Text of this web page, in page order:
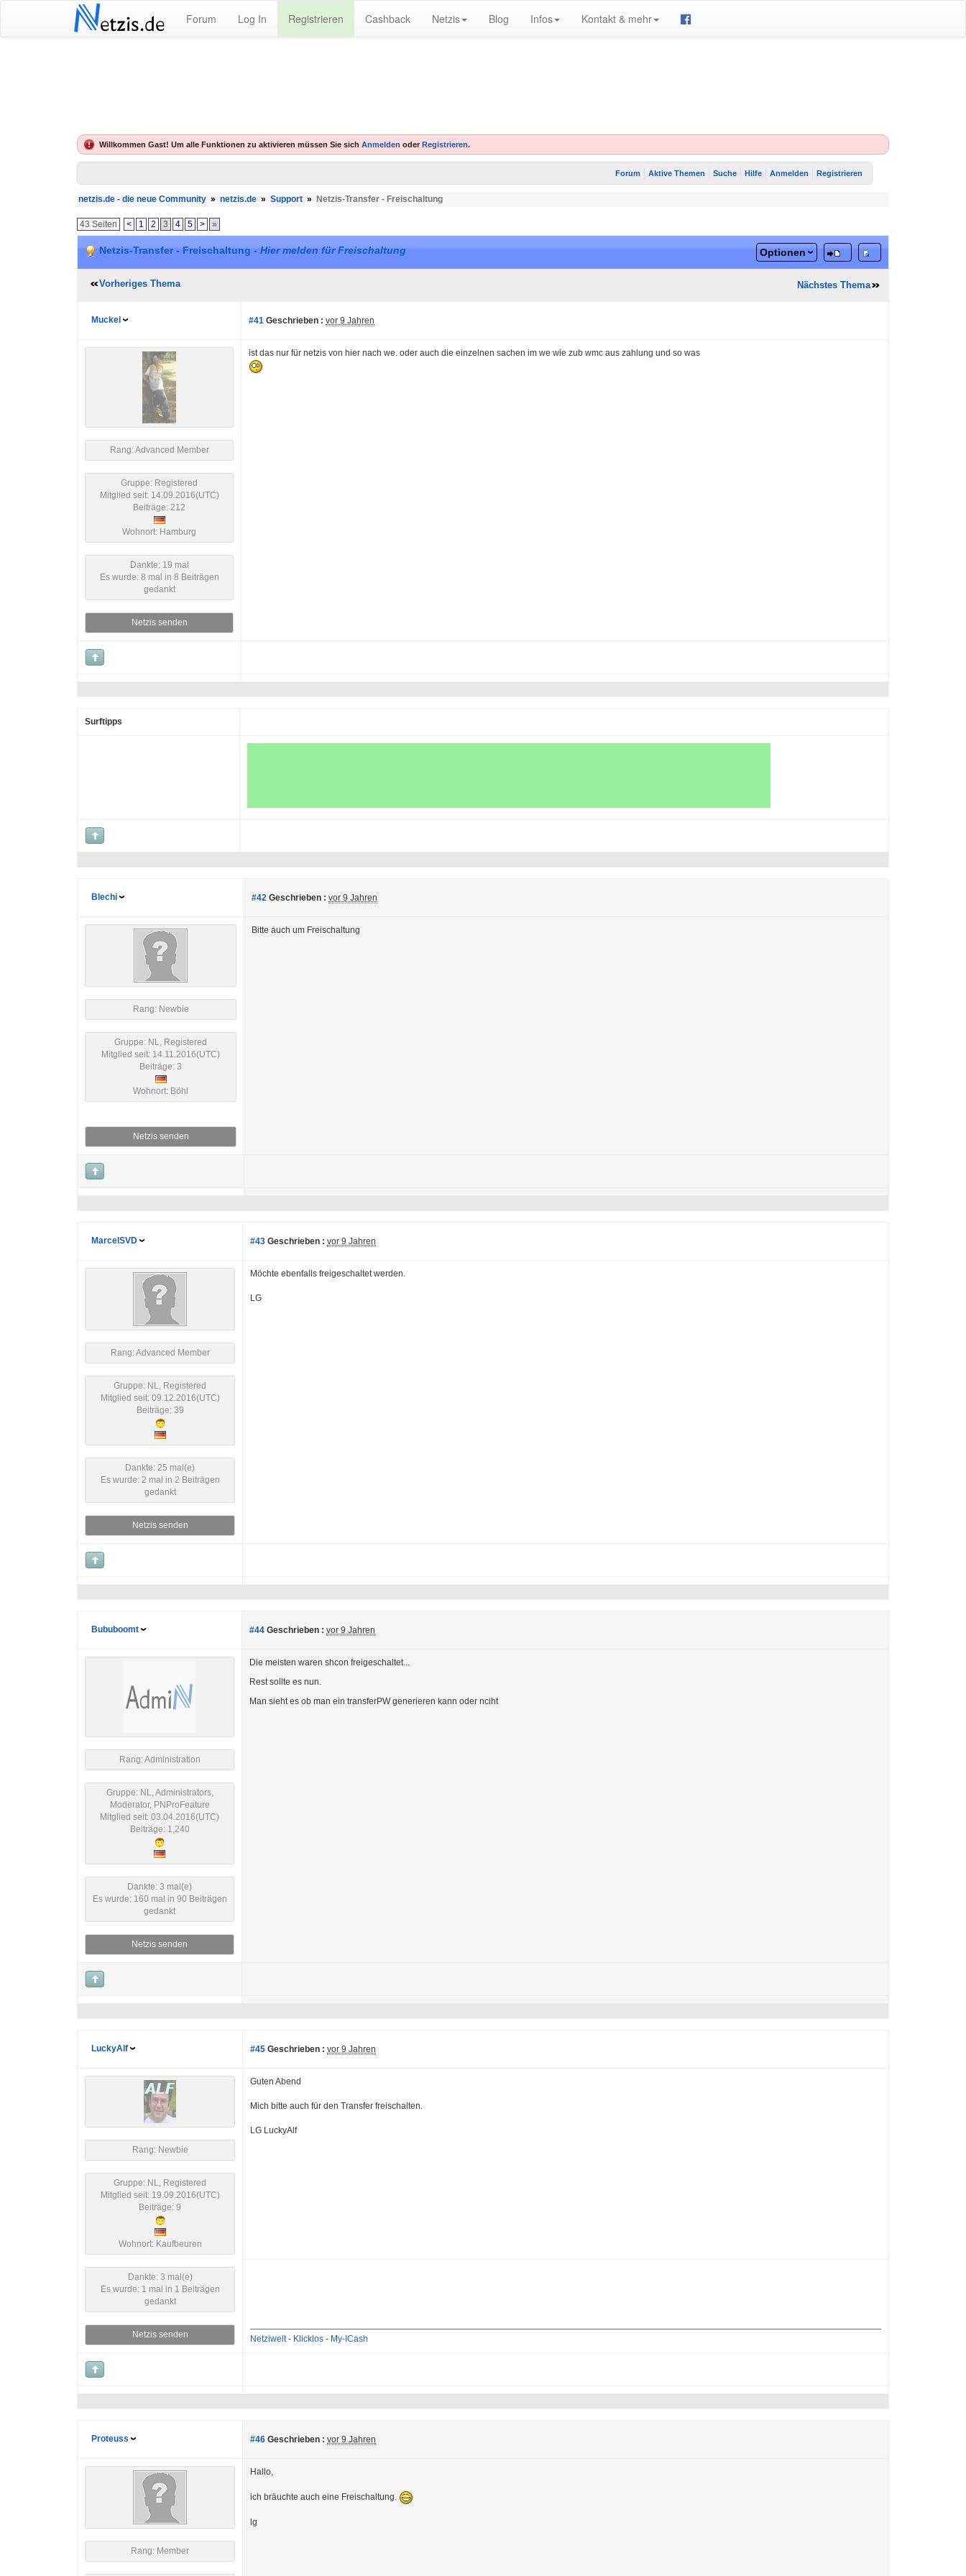
Netzis.de Forum Log In Registrieren Cashback Netzis Blog Infos Kontakt & mehr
Willkommen Gast! Um alle Funktionen zu aktivieren müssen Sie sich Anmelden oder Registrieren.
Forum Aktive Themen Suche Hilfe Anmelden Registrieren
netzis.de - die neue Community » netzis.de » Support » Netzis-Transfer - Freischaltung
43 Seiten < 1 2 3 4 5 > »
Netzis-Transfer - Freischaltung -Hier melden für Freischaltung Optionen
Vorheriges Thema Nächstes Thema
Muckel #41 Geschrieben : vor 9 Jahren
Rang: Advanced Member
Gruppe: Registered
Mitglied seit: 14.09.2016(UTC)
Beiträge: 212
Wohnort: Hamburg
Dankte: 19 mal
Es wurde: 8 mal in 8 Beiträgen
gedankt
Netzis senden
ist das nur für netzis von hier nach we. oder auch die einzelnen sachen im we wie zub wmc aus zahlung und so was
Surftipps
Blechi #42 Geschrieben : vor 9 Jahren
Rang: Newbie
Gruppe: NL, Registered
Mitglied seit: 14.11.2016(UTC)
Beiträge: 3
Wohnort: Böhl
Netzis senden
Bitte auch um Freischaltung
MarcelSVD #43 Geschrieben : vor 9 Jahren
Rang: Advanced Member
Gruppe: NL, Registered
Mitglied seit: 09.12.2016(UTC)
Beiträge: 39
Dankte: 25 mal(e)
Es wurde: 2 mal in 2 Beiträgen
gedankt
Netzis senden
Möchte ebenfalls freigeschaltet werden.
LG
Bububoomt #44 Geschrieben : vor 9 Jahren
Rang: Administration
Gruppe: NL, Administrators,
Moderator, PNProFeature
Mitglied seit: 03.04.2016(UTC)
Beiträge: 1,240
Dankte: 3 mal(e)
Es wurde: 160 mal in 90 Beiträgen
gedankt
Netzis senden
Die meisten waren shcon freigeschaltet...
Rest sollte es nun.
Man sieht es ob man ein transferPW generieren kann oder nciht
LuckyAlf #45 Geschrieben : vor 9 Jahren
Rang: Newbie
Gruppe: NL, Registered
Mitglied seit: 19.09.2016(UTC)
Beiträge: 9
Wohnort: Kaufbeuren
Dankte: 3 mal(e)
Es wurde: 1 mal in 1 Beiträgen
gedankt
Netzis senden
Guten Abend
Mich bitte auch für den Transfer freischalten.
LG LuckyAlf
Netziwelt- Klicklos - My-ICash
Proteuss #46 Geschrieben : vor 9 Jahren
Rang: Member
Hallo,
ich bräuchte auch eine Freischaltung.
lg